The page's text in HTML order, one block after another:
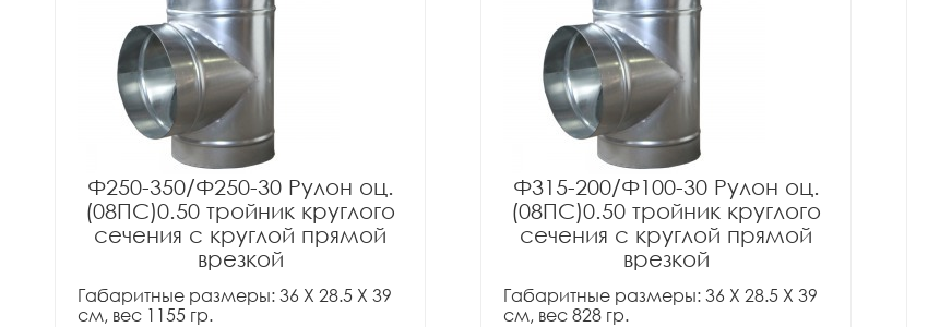
Ф250-350/Ф250-30 Рулон оц.
(08ПС)0.50 тройник круглого
сечения с круглой прямой
врезкой
Габаритные размеры: 36 X 28.5 X 39
см, вес 1155 гр.
Ф315-200/Ф100-30 Рулон оц.
(08ПС)0.50 тройник круглого
сечения с круглой прямой
врезкой
Габаритные размеры: 36 X 28.5 X 39
см, вес 828 гр.